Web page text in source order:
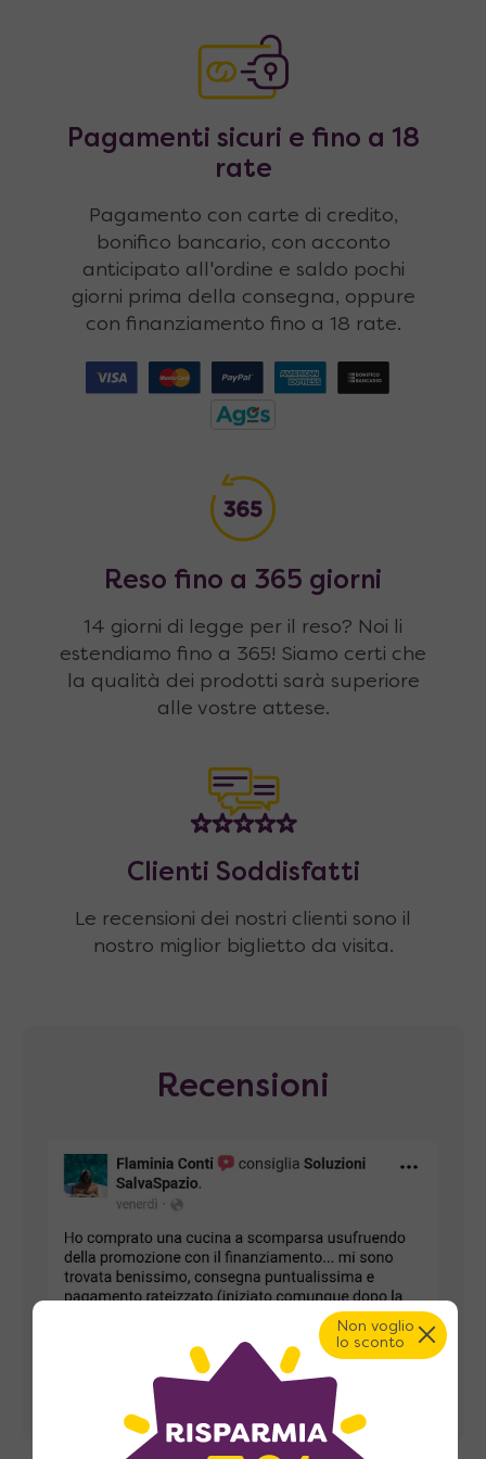
Pagamenti sicuri e fino a 18
rate
Pagamento con carte di credito,
bonifico bancario, con acconto
anticipato all'ordine e saldo pochi
giorni prima della consegna, oppure
con finanziamento fino a 18 rate.
Reso fino a 365 giorni
14 giorni di legge per il reso? Noi li
estendiamo fino a 365! Siamo certi che
la qualità dei prodotti sarà superiore
alle vostre attese.
Clienti Soddisfatti
Le recensioni dei nostri clienti sono il
nostro miglior biglietto da visita.
Recensioni
Non voglio
lo sconto